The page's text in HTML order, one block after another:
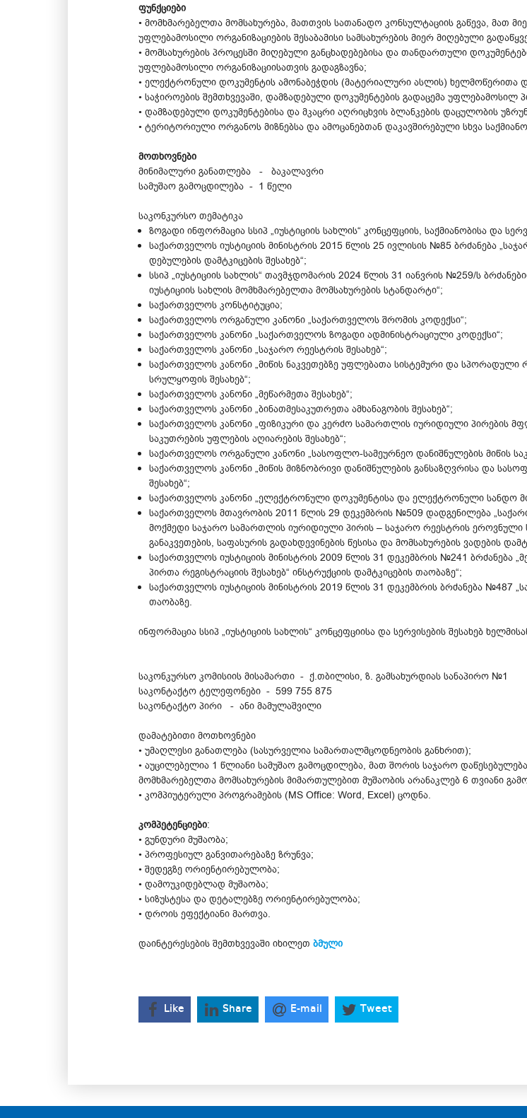
ფუნქციები
• მომხმარებელთა მომსახურება, მათთვის სათანადო კონსულტაციის გაწევა, მათ
უფლებამოსილი ორგანიზაციების შესაბამისი სამსახურების მიერ მიღებული
• მომსახურების პროცესში მიღებული განცხადებებისა და თანდართული
უფლებამოსილი ორგანიზაციისათვის გადაგზავნა;
• ელექტრონული დოკუმენტის ამონაბეჭდის (მატერიალური ასლის) ხელმოწერითა
• საჭიროების შემთხვევაში, დამზადებული დოკუმენტების გადაცემა უფლებამოსილ
• დამზადებული დოკუმენტებისა და მკაცრი აღრიცხვის ბლანკების დაცულობის
• ტერიტორიული ორგანოს მიზნებსა და ამოცანებთან დაკავშირებული სხვა
მოთხოვნები
მინიმალური განათლება - ბაკალავრი
სამუშაო გამოცდილება - 1 წელი
საკონკურსო თემატიკა
ზოგადი ინფორმაცია სსიპ „იუსტიციის სახლის“ კონცეფციის, საქმიანობისა და
საქართველოს იუსტიციის მინისტრის 2015 წლის 25 ივლისის №85 ბრძანება
დებულების დამტკიცების შესახებ“;
სსიპ „იუსტიციის სახლის“ თავმჯდომარის 2024 წლის 31 იანვრის №259/ს
იუსტიციის სახლის მომხმარებელთა მომსახურების სტანდარტი“;
საქართველოს კონსტიტუცია;
საქართველოს ორგანული კანონი „საქართველოს შრომის კოდექსი“;
საქართველოს კანონი „საქართველოს ზოგადი ადმინისტრაციული კოდექსი“;
საქართველოს კანონი „საჯარო რეესტრის შესახებ“;
საქართველოს კანონი „მიწის ნაკვეთებზე უფლებათა სისტემური და სპორადული
სრულყოფის შესახებ“;
საქართველოს კანონი „მეწარმეთა შესახებ“;
საქართველოს კანონი „ბინათმესაკუთრეთა ამხანაგობის შესახებ“;
საქართველოს კანონი „ფიზიკური და კერძო სამართლის იურიდიული პირების
საკუთრების უფლების აღიარების შესახებ“;
საქართველოს ორგანული კანონი „სასოფლო-სამეურნეო დანიშნულების მიწის
საქართველოს კანონი „მიწის მიზნობრივი დანიშნულების განსაზღვრისა და
შესახებ“;
საქართველოს კანონი „ელექტრონული დოკუმენტისა და ელექტრონული სანდო
საქართველოს მთავრობის 2011 წლის 29 დეკემბრის №509 დადგენილება
მოქმედი საჯარო სამართლის იურიდიული პირის – საჯარო რეესტრის ეროვნული
განაკვეთების, საფასურის გადახდევინების წესისა და მომსახურების ვადების
საქართველოს იუსტიციის მინისტრის 2009 წლის 31 დეკემბრის №241 ბრძანება
პირთა რეგისტრაციის შესახებ“ ინსტრუქციის დამტკიცების თაობაზე“;
საქართველოს იუსტიციის მინისტრის 2019 წლის 31 დეკემბრის ბრძანება №487
თაობაზე.
ინფორმაცია სსიპ „იუსტიციის სახლის“ კონცეფციისა და სერვისების შესახებ
საკონკურსო კომისიის მისამართი - ქ.თბილისი, ზ. გამსახურდიას სანაპირო №1
საკონტაქტო ტელეფონები - 599 755 875
საკონტაქტო პირი - ანი მამულაშვილი
დამატებითი მოთხოვნები
• უმაღლესი განათლება (სასურველია სამართალმცოდნეობის განხრით);
• აუცილებელია 1 წლიანი სამუშაო გამოცდილება, მათ შორის საჯარო
მომხმარებელთა მომსახურების მიმართულებით მუშაობის არანაკლებ 6 თვიანი
• კომპიუტერული პროგრამების (MS Office: Word, Excel) ცოდნა.
კომპეტენციები:
• გუნდური მუშაობა;
• პროფესიულ განვითარებაზე ზრუნვა;
• შედეგზე ორიენტირებულობა;
• დამოუკიდებლად მუშაობა;
• სიზუსტესა და დეტალებზე ორიენტირებულობა;
• დროის ეფექტიანი მართვა.
დაინტერესების შემთხვევაში იხილეთ ბმული
Like Share E-mail Tweet